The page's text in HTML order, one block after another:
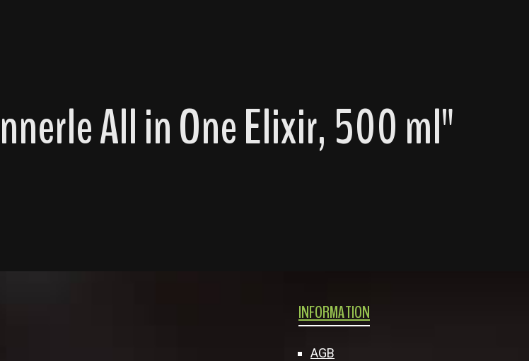
All in One Elixir, 500 ml"
INFORMATION
AGB